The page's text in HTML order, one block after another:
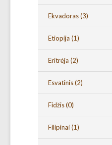
Ekvadoras(3)
Etiopija (1)
Eritrėja (2)
Esvatinis(2)
Fidžis(0)
Filipinai(1)